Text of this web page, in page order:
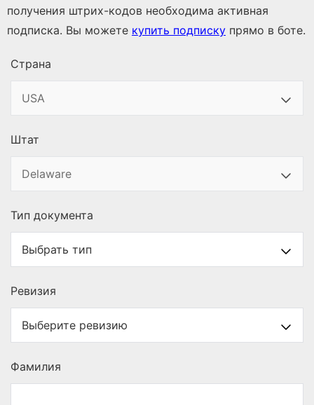
получения штрих-кодов необходима активная
подписка. Вы можете купить подписку прямо в боте.
Страна
Штат
Тип документа
Ревизия
Фамилия